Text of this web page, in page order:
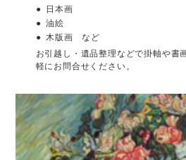
日本画
油絵
木版画 など
お引越し・遺品整理などで掛軸や書
軽にお問合せください。